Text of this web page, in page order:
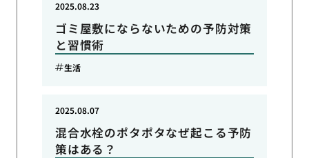
ゴミ屋敷にならないための予防対策
と習慣術
2025.08.23
生活
混合水栓のポタポタなぜ起こる予防
策はある？
2025.08.07